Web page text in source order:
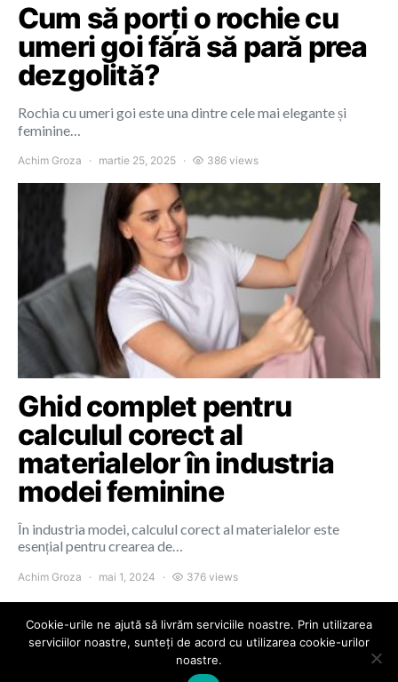
Cum să porți o rochie cu
umeri goi fără să pară prea
dezgolită?
Rochia cu umeri goi este una dintre cele mai elegante și
feminine…
Achim Groza martie 25, 2025 386 views
Ghid complet pentru
calculul corect al
materialelor în industria
modei feminine
În industria modei, calculul corect al materialelor este
esențial pentru crearea de…
Achim Groza mai 1, 2024 376 views
Colours of Cluj
Cookie-urile ne ajută să livrăm serviciile noastre. Prin utilizarea
serviciilor noastre, sunteți de acord cu utilizarea cookie-urilor
noastre.